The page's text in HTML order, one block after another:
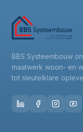
BBS Systeembouw
maatwerk woon- en
tot sleutelklare